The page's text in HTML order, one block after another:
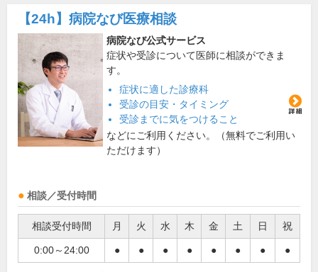
【24h】 病院なび医療相談
病院なび公式サービス
症状や受診について医師に相談ができま
す。
症状に適した診療科
受診の目安・タイミング
受診までに気をつけること
などにご利用ください。（無料でご利用い
ただけます）
相談／受付時間
相談受付時間 月 火 水 木 金 土 日 祝
0:00～24:00 ● ● ● ● ● ● ● ●